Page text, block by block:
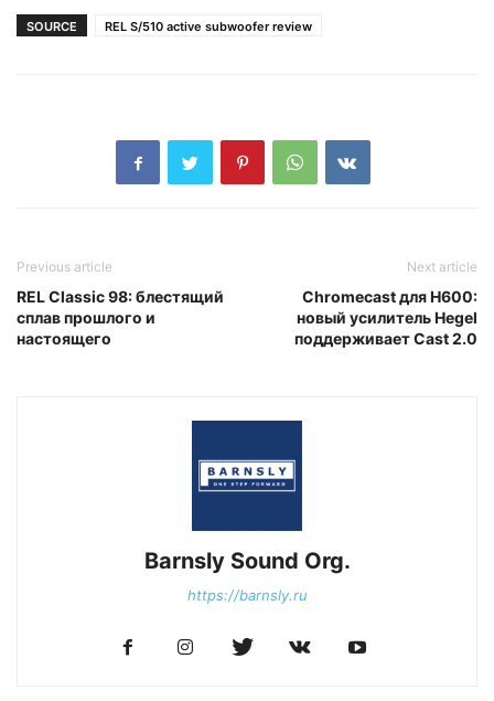
SOURCE REL S/510 active subwoofer review
Previous article
REL Classic 98: блестящий
сплав прошлого и
настоящего
Next article
Chromecast для H600:
новый усилитель Hegel
поддерживает Cast 2.0
Barnsly Sound Org.
https://barnsly.ru